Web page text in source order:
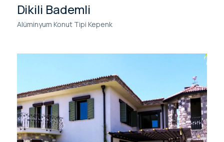
Dikili Bademli
Alüminyum Konut Tipi Kepenk